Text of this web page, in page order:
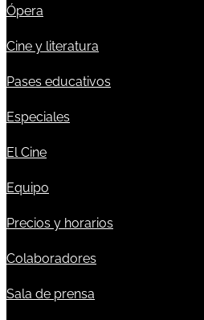
Ópera
Cine y literatura
Pases educativos
Especiales
El Cine
Equipo
Precios y horarios
Colaboradores
Sala de prensa